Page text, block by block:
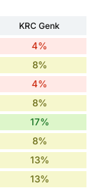
KRC Genk
4%
8%
4%
8%
17%
8%
13%
13%